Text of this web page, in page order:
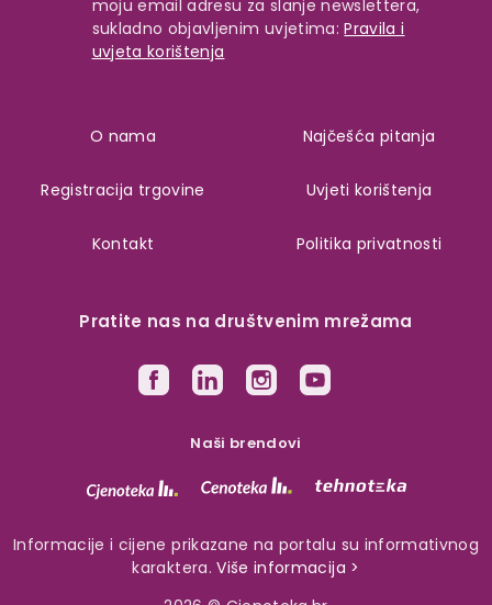
moju email adresu za slanje newslettera,
sukladno objavljenim uvjetima: Pravila i
uvjeta korištenja
Pratite nas na društvenim mrežama
Naši brendovi
O nama
Registracija trgovine
Kontakt
Najčešća pitanja
Uvjeti korištenja
Politika privatnosti
Informacije i cijene prikazane na portalu su informativnog
karaktera.Više informacija >